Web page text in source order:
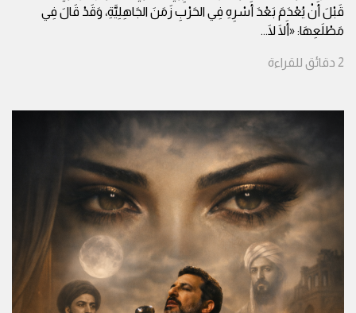
قَبْلَ أَنْ يُعْدَمَ بَعْدَ أَسْرِهِ فِي الحَرْبِ زَمَنَ الجَاهِلِيَّةِ، وَقَدْ قَالَ فِي
مَطْلَعِهَا: «أَلَا لَا...
2 دقائق للقراءة